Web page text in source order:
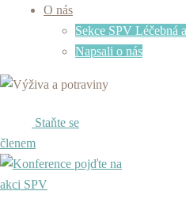
O nás
Sekce SPV Léčebná
Napsali o nás
Staňte se
členem
pojďte na
akci SPV